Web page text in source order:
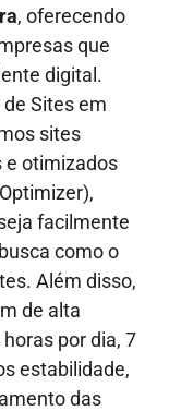
, oferecendo
que
digital.
Sites em
sites
e otimizados
,
facilmente
como o
. Além disso,
de alta
horas por dia, 7
estabilidade,
das